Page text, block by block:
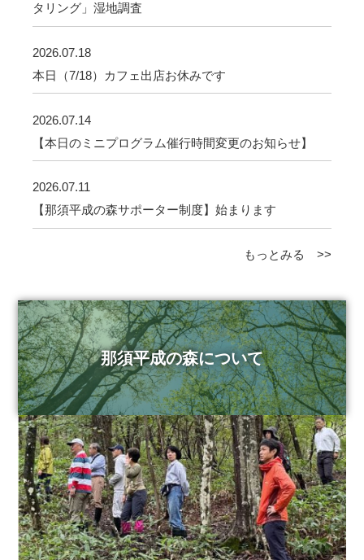
タリング」湿地調査
2026.07.18
本日（7/18）カフェ出店お休みです
2026.07.14
【本日のミニプログラム催行時間変更のお知らせ】
2026.07.11
【那須平成の森サポーター制度】始まります
もっとみる >>
那須平成の森について